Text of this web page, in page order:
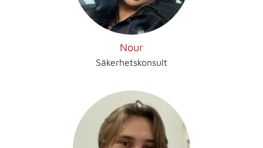
Nour
Säkerhetskonsult